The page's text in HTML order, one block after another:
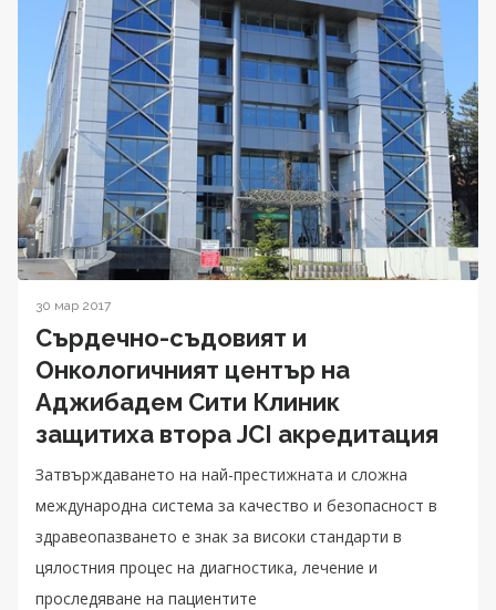
30 мар 2017
Сърдечно-съдовият и
Онкологичният център на
Аджибадем Сити Клиник
защитиха втора JCI акредитация
Затвърждаването на най-престижната и сложна
международна система за качество и безопасност в
здравеопазването е знак за високи стандарти в
цялостния процес на диагностика, лечение и
проследяване на пациентите